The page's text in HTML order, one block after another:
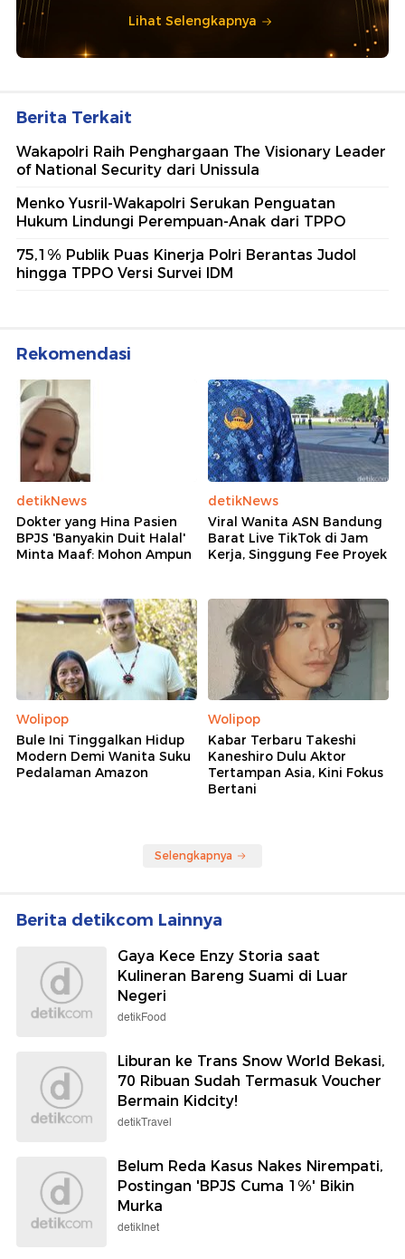
Lihat Selengkapnya
Berita Terkait
Wakapolri Raih Penghargaan The Visionary Leader
of National Security dari Unissula
Menko Yusril-Wakapolri Serukan Penguatan
Hukum Lindungi Perempuan-Anak dari TPPO
75,1% Publik Puas Kinerja Polri Berantas Judol
hingga TPPO Versi Survei IDM
Rekomendasi
detikNews
Dokter yang Hina Pasien
BPJS 'Banyakin Duit Halal'
Minta Maaf: Mohon Ampun
detikNews
Viral Wanita ASN Bandung
Barat Live TikTok di Jam
Kerja, Singgung Fee Proyek
Wolipop
Bule Ini Tinggalkan Hidup
Modern Demi Wanita Suku
Pedalaman Amazon
Wolipop
Kabar Terbaru Takeshi
Kaneshiro Dulu Aktor
Tertampan Asia, Kini Fokus
Bertani
Selengkapnya
Berita detikcom Lainnya
Gaya Kece Enzy Storia saat
Kulineran Bareng Suami di Luar
Negeri
detikFood
Liburan ke Trans Snow World Bekasi,
70 Ribuan Sudah Termasuk Voucher
Bermain Kidcity!
detikTravel
Belum Reda Kasus Nakes Nirempati,
Postingan 'BPJS Cuma 1%' Bikin
Murka
detikInet